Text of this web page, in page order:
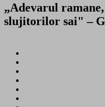
„Adevarul
slujitorilor sai" –